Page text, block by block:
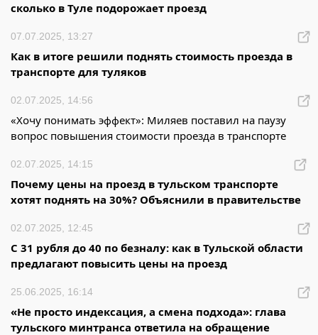
сколько в Туле подорожает проезд
07.07.2025, 13:27
Как в итоге решили поднять стоимость проезда в
транспорте для туляков
02.07.2025, 14:56
«Хочу понимать эффект»: Миляев поставил на паузу
вопрос повышения стоимости проезда в транспорте
02.07.2025, 14:15
Почему цены на проезд в тульском транспорте
хотят поднять на 30%? Объяснили в правительстве
02.07.2025, 12:45
С 31 рубля до 40 по безналу: как в Тульской области
предлагают повысить цены на проезд
25.06.2025, 16:14
«Не просто индексация, а смена подхода»: глава
тульского минтранса ответила на обращение